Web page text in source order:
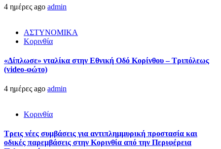
4 ημέρες ago admin
ΑΣΤΥΝΟΜΙΚΑ
Κορινθία
«Δίπλωσε» νταλίκα στην Εθνική Oδό Κορίνθου – Τριπόλεως
(video-φώτο)
4 ημέρες ago admin
Κορινθία
Τρεις νέες συμβάσεις για αντιπλημμυρική προστασία και
οδικές παρεμβάσεις στην Κορινθία από την Περιφέρεια